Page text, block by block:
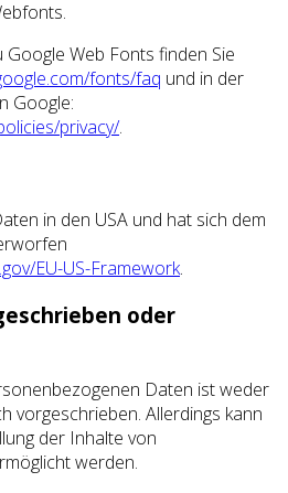
Web Fonts finden Sie
fonts/faq und in der
Google:
privacy/.
in den USA und hat sich dem
EU-US-Framework.
oder
Daten ist weder
vorgeschrieben. Allerdings kann
der Inhalte von
werden.